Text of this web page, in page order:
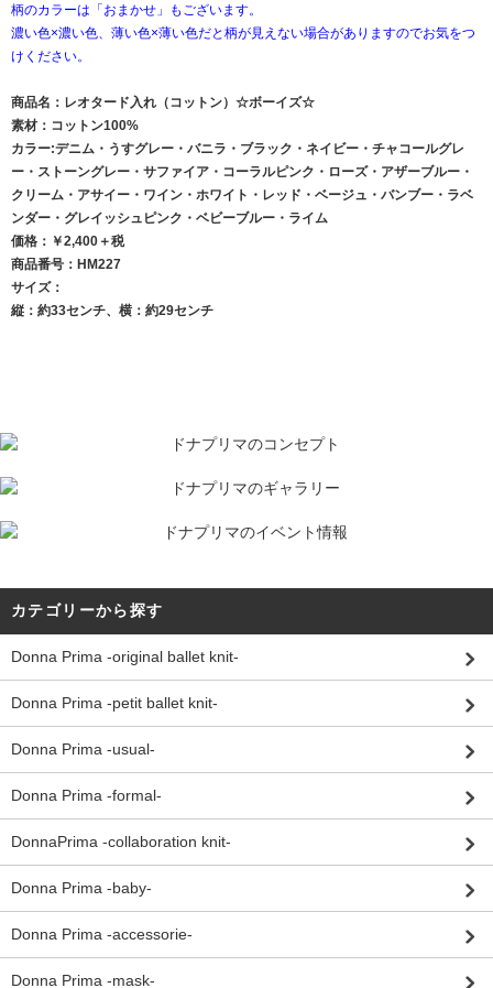
柄のカラーは「おまかせ」もございます。
濃い色×濃い色、薄い色×薄い色だと柄が見えない場合がありますのでお気をつ
けください。
商品名：レオタード入れ（コットン）☆ボーイズ☆
素材：コットン100%
カラー:デニム・うすグレー・バニラ・ブラック・ネイビー・チャコールグレ
ー・ストーングレー・サファイア・コーラルピンク・ローズ・アザーブルー・
クリーム・アサイー・ワイン・ホワイト・レッド・ベージュ・バンブー・ラベ
ンダー・グレイッシュピンク・ベビーブルー・ライム
価格：￥2,400＋税
商品番号：HM227
サイズ：
縦：約33センチ、横：約29センチ
カテゴリーから探す
Donna Prima -original ballet knit-
Donna Prima -petit ballet knit-
Donna Prima -usual-
Donna Prima -formal-
DonnaPrima -collaboration knit-
Donna Prima -baby-
Donna Prima -accessorie-
Donna Prima -mask-